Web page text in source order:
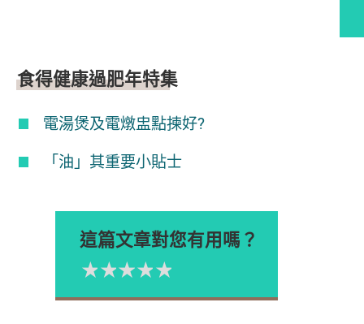
食得健康過肥年特集
電湯煲及電燉盅點揀好?
「油」其重要小貼士
這篇文章對您有用嗎？
Please rate
4星
3星
2星
1星